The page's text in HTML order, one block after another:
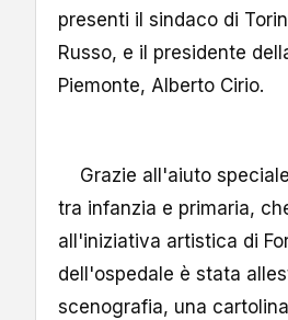
presenti il sindaco di
Russo, e il presidente
Piemonte, Alberto Cirio.
Grazie all'aiuto
tra infanzia e primaria,
all'iniziativa artistica di
dell'ospedale è stata
scenografia, una